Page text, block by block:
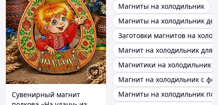
Сувенирный магнит
Магниты на холодильник
Магниты на холодильник
Заготовки магнитов на
Магнит на холодильник для
Магнитики на холодильник
Магнит на холодильник с
Магниты на холодильник